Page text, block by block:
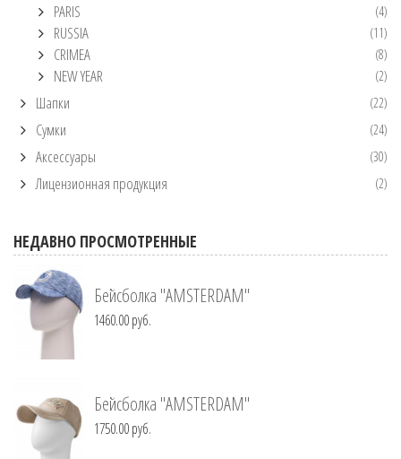
PARIS (4)
RUSSIA (11)
CRIMEA (8)
NEW YEAR (2)
Шапки (22)
Сумки (24)
Аксессуары (30)
Лицензионная продукция (2)
НЕДАВНО ПРОСМОТРЕННЫЕ
Бейсболка "AMSTERDAM"
1460.00 руб.
Бейсболка "AMSTERDAM"
1750.00 руб.